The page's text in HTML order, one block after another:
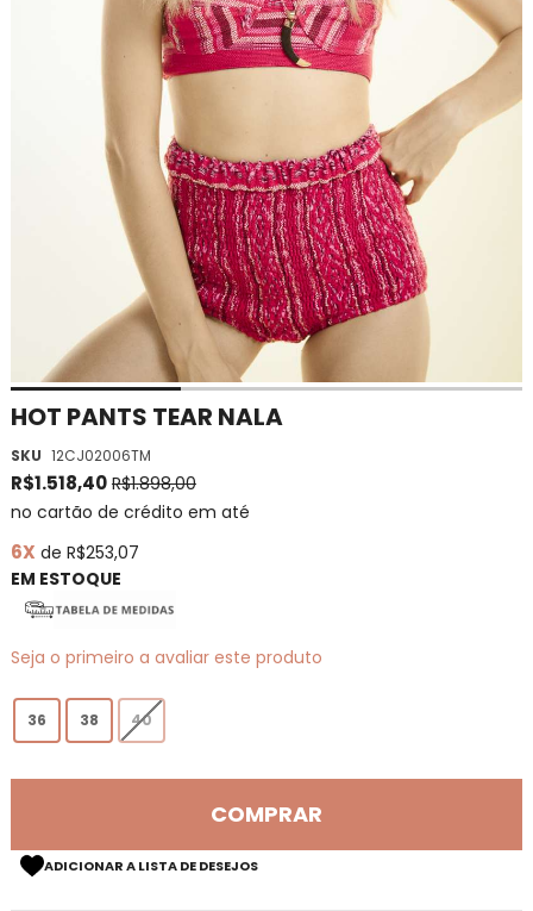
HOT PANTS TEAR NALA
SKU 12CJ02006TM
R$1.518,40 R$1.898,00
no cartão de crédito em até
6X de R$253,07
EM ESTOQUE
Seja o primeiro a avaliar este produto
36 38 40
COMPRAR
ADICIONAR A LISTA DE DESEJOS
Saltar
o
início
da
de
imagens